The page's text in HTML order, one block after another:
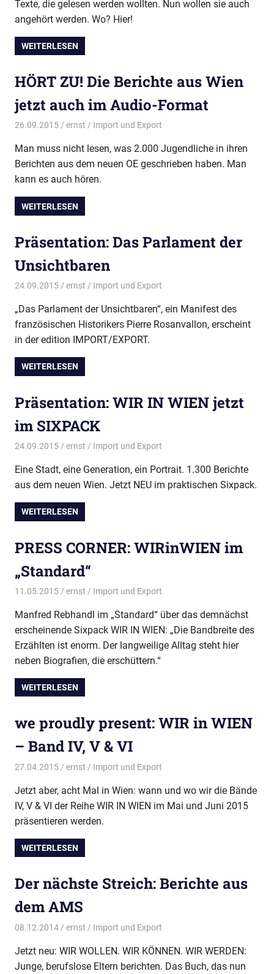
Texte, die gelesen werden wollten. Nun wollen sie auch
angehört werden. Wo? Hier!
WEITERLESEN
HÖRT ZU! Die Berichte aus Wien
jetzt auch im Audio-Format
26.09.2015 ernst Import und Export
Man muss nicht lesen, was 2.000 Jugendliche in ihren
Berichten aus dem neuen OE geschrieben haben. Man
kann es auch hören.
WEITERLESEN
Präsentation: Das Parlament der
Unsichtbaren
24.09.2015 ernst Import und Export
„Das Parlament der Unsichtbaren“, ein Manifest des
französischen Historikers Pierre Rosanvallon, erscheint
in der edition IMPORT/EXPORT.
WEITERLESEN
Präsentation: WIR IN WIEN jetzt
im SIXPACK
24.09.2015 ernst Import und Export
Eine Stadt, eine Generation, ein Portrait. 1.300 Berichte
aus dem neuen Wien. Jetzt NEU im praktischen Sixpack.
WEITERLESEN
PRESS CORNER: WIRinWIEN im
„Standard“
11.05.2015 ernst Import und Export
Manfred Rebhandl im „Standard“ über das demnächst
erscheinende Sixpack WIR IN WIEN: „Die Bandbreite des
Erzählten ist enorm. Der langweilige Alltag steht hier
neben Biografien, die erschüttern.“
WEITERLESEN
we proudly present: WIR in WIEN
– Band IV, V & VI
27.04.2015 ernst Import und Export
Jetzt aber, acht Mal in Wien: wann und wo wir die Bände
IV, V & VI der Reihe WIR IN WIEN im Mai und Juni 2015
präsentieren werden.
WEITERLESEN
Der nächste Streich: Berichte aus
dem AMS
08.12.2014 ernst Import und Export
Jetzt neu: WIR WOLLEN. WIR KÖNNEN. WIR WERDEN:
Junge, berufslose Eltern berichten. Das Buch, das nun